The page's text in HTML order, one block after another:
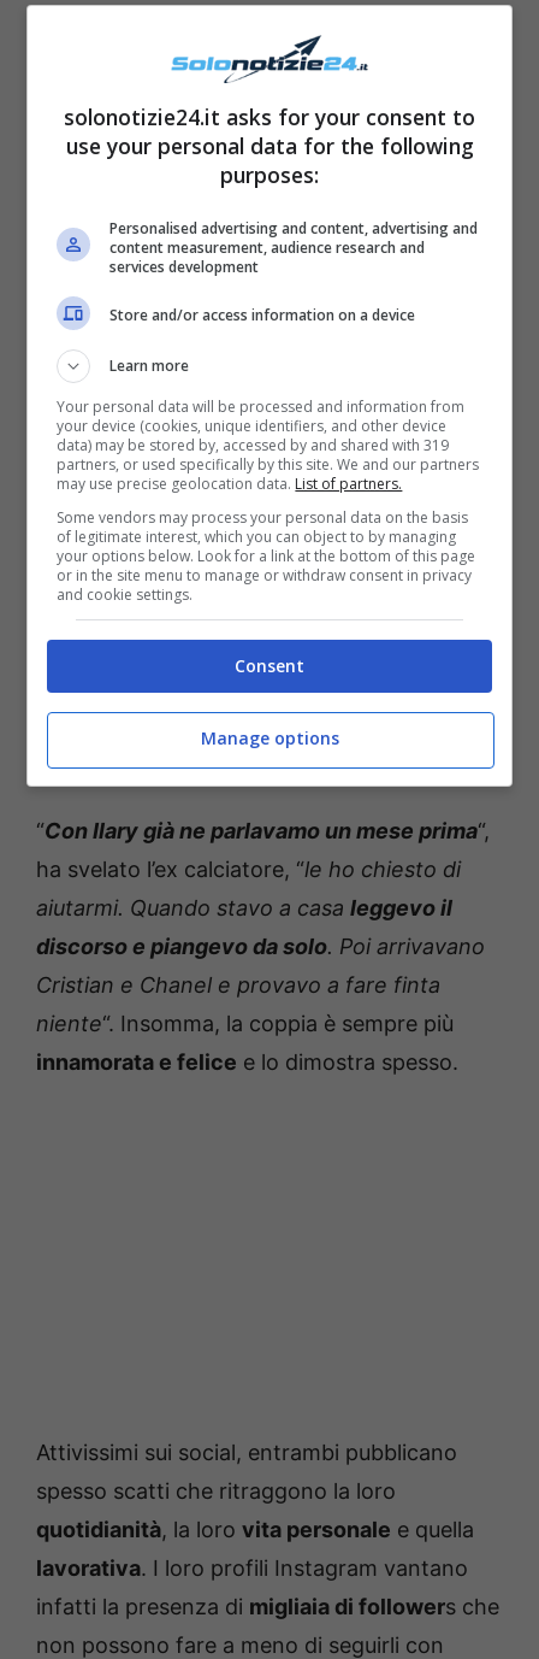
Fazio ha quindi chiesto a Francesco qualche
curiosità su di lei. “ E’ rimasta sempre uguale
ha detto lui riferendosi a sua moglie, “Dorme
con pigiamone e i calzini di lana.
spogliarla ci metto mezz’ora“. Quest’ultima
affermazione ha senz’altro fatto sorridere il
pubblico e il conduttore in primis. Fazio ha
poi voluto parlare anche del suo
calcio
moglie gli abbia dato sostegnosin dall’inizio.
“Con Ilary già ne parlavamo un mese prima“,
ha svelato l’ex calciatore, “le ho chiesto di
aiutarmi. Quando stavo a casa leggevo il
discorso e piangevo da solo. Poi arrivavano
Cristian e Chanel e provavo a fare finta
niente“. Insomma, la coppia è sempre più
innamorata e felice e lo dimostra spesso.
Attivissimi sui social, entrambi pubblicano
spesso scatti che ritraggono la loro
quotidianità, la loro vita personale e quella
lavorativa. I loro profili Instagram vantano
infatti la presenza di migliaia di followers che
non possono fare a meno di seguirli con
solonotizie24.it asks for your consent to
use your personal data for the following
purposes:
Personalised advertising and content, advertising and
content measurement, audience research and
services development
Store and/or access information on a device
Learn more
Your personal data will be processed and information from
your device (cookies, unique identifiers, and other device
data) may be stored by, accessed by and shared with 319
partners, or used specifically by this site. We and our partners
may use precise geolocation data. List of partners.
Some vendors may process your personal data on the basis
of legitimate interest, which you can object to by managing
your options below. Look for a link at the bottom of this page
or in the site menu to manage or withdraw consent in privacy
and cookie settings.
Consent
Manage options